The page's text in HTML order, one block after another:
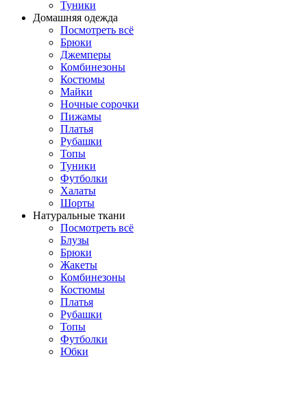
Туники
Домашняя одежда
Посмотреть всё
Брюки
Джемперы
Комбинезоны
Костюмы
Майки
Ночные сорочки
Пижамы
Платья
Рубашки
Топы
Туники
Футболки
Халаты
Шорты
Натуральные ткани
Посмотреть всё
Блузы
Брюки
Жакеты
Комбинезоны
Костюмы
Платья
Рубашки
Топы
Футболки
Юбки